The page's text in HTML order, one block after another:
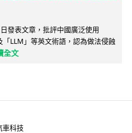
發表文章，批評中國廣泛使用
「LLM」等英文術語，認為做法侵蝕
全文
車科技